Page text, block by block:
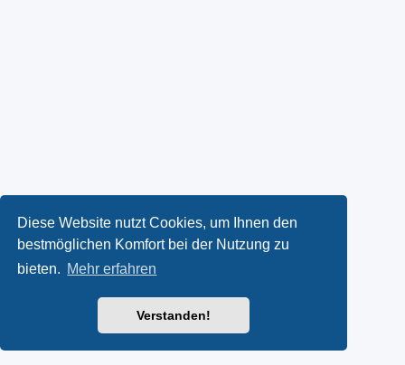
Diese Website nutzt Cookies, um Ihnen den
bestmöglichen Komfort bei der Nutzung zu
bieten. Mehr erfahren
Verstanden!